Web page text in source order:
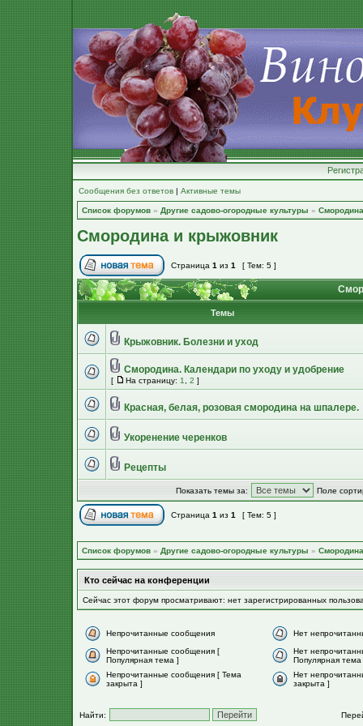
Сообщения без ответов | Активные темы
Список форумов » Другие садово-огородные культуры »
Смородина и крыжовник
Страница 1 из 1 [ Тем: 5 ]
Темы
Крыжовник. Болезни и уход
Смородина. Календари по уходу и удобрение
[ На страницу: 1 2 ]
Красная, белая, розовая смородина на шпалере.
Укоренение черенков
Рецепты
Показать темы за: Поле
Страница 1 из 1 [ Тем: 5 ]
Список форумов » Другие садово-огородные культуры »
Кто сейчас на конференции
Сейчас этот форум просматривают: нет зарегистрированных
Непрочитанные сообщения
Нет
Непрочитанные сообщения [
Популярная тема ]
Нет
Популярная тема
Непрочитанные сообщения [ Тема
закрыта ]
Нет
закрыта ]
Найти: